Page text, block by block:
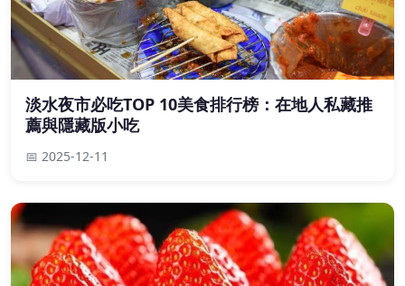
淡水夜市必吃TOP 10美食排行榜：在地人私藏推
薦與隱藏版小吃
📅 2025-12-11